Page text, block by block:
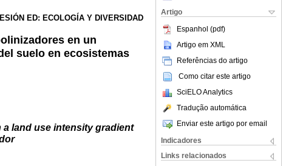
Artigo
Espanhol (pdf)
Artigo em XML
Referências do artigo
Como citar este artigo
SciELO Analytics
Tradução automática
Enviar este artigo por email
Indicadores
Links relacionados
ED: ECOLOGÍA Y DIVERSIDAD
en un
suelo en ecosistemas
land use intensity gradient